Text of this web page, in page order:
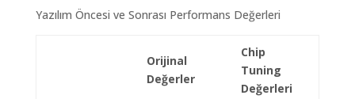
Yazılım Öncesi ve Sonrası Performans Değerleri
Orijinal
Değerler
Chip
Tuning
Değerleri